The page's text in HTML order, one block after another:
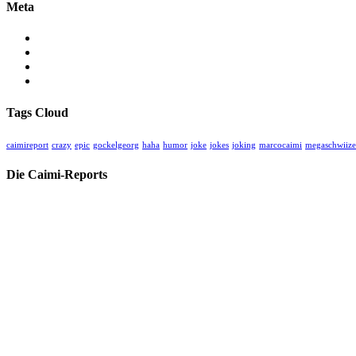
Meta
Tags Cloud
caimireport crazy epic gockelgeorg haha humor joke jokes joking marcocaimi
Die Caimi-Reports